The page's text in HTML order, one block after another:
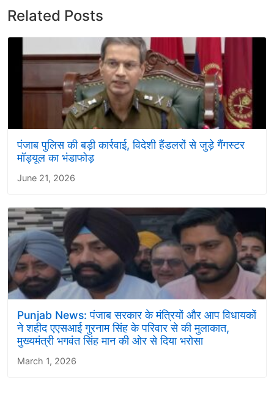
Related Posts
पंजाब पुलिस की बड़ी कार्रवाई, विदेशी हैंडलरों से जुड़े गैंगस्टर
मॉड्यूल का भंडाफोड़
June 21, 2026
Punjab News: पंजाब सरकार के मंत्रियों और आप विधायकों
ने शहीद एएसआई गुरनाम सिंह के परिवार से की मुलाकात,
मुख्यमंत्री भगवंत सिंह मान की ओर से दिया भरोसा
March 1, 2026